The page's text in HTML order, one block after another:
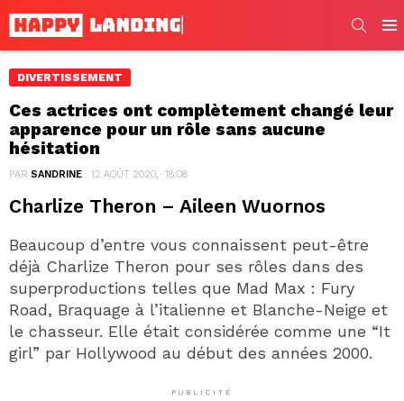
DIVERTISSEMENT
Ces actrices ont complètement changé leur
apparence pour un rôle sans aucune
hésitation
PAR SANDRINE 12 AOÛT 2020, · 18:08
Charlize Theron – Aileen Wuornos
Beaucoup d’entre vous connaissent peut-être
déjà Charlize Theron pour ses rôles dans des
superproductions telles que Mad Max : Fury
Road, Braquage à l’italienne et Blanche-Neige et
le chasseur. Elle était considérée comme une “It
girl” par Hollywood au début des années 2000.
PUBLICITÉ